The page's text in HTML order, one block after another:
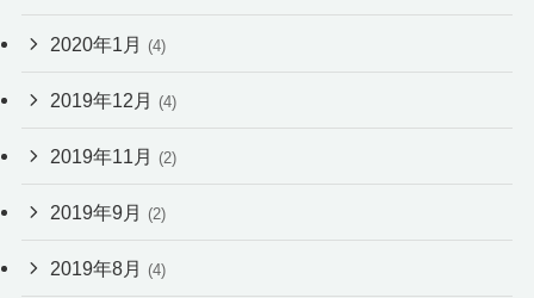
2020年1月 (4)
2019年12月 (4)
2019年11月 (2)
2019年9月 (2)
2019年8月 (4)